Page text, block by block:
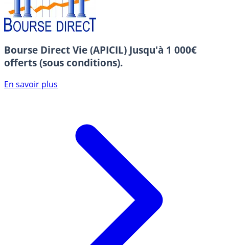
Bourse Direct Vie (APICIL) Jusqu'à 1 000€
offerts (sous conditions).
En savoir plus